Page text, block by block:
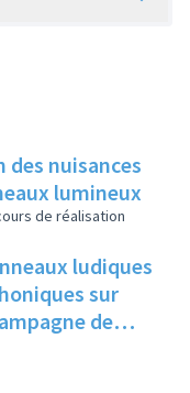
des nuisances
lumineux
de réalisation
ludiques
sur
de
des bruits